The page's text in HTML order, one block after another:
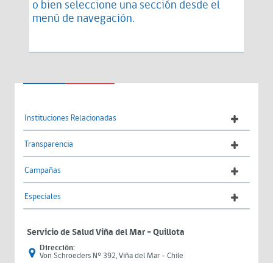
o bien seleccione una sección desde el
menú de navegación.
Instituciones Relacionadas
Transparencia
Campañas
Especiales
Servicio de Salud Viña del Mar – Quillota
Dirección:
Von Schroeders N° 392, Viña del Mar - Chile